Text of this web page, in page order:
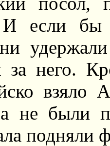
если бы
за него.
взяло
не были
подняли